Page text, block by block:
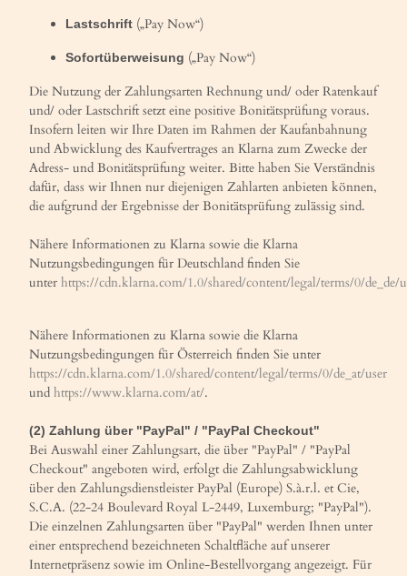
Lastschrift („Pay Now“)
Sofortüberweisung („Pay Now“)
Die Nutzung der Zahlungsarten Rechnung und/ oder Ratenkauf
und/ oder Lastschrift setzt eine positive Bonitätsprüfung voraus.
Insofern leiten wir Ihre Daten im Rahmen der Kaufanbahnung
und Abwicklung des Kaufvertrages an Klarna zum Zwecke der
Adress- und Bonitätsprüfung weiter. Bitte haben Sie Verständnis
dafür, dass wir Ihnen nur diejenigen Zahlarten anbieten können,
die aufgrund der Ergebnisse der Bonitätsprüfung zulässig sind.
Nähere Informationen zu Klarna sowie die Klarna
Nutzungsbedingungen für Deutschland finden Sie
unter https://cdn.klarna.com/1.0/shared/content/legal/terms/0/de_de/
Nähere Informationen zu Klarna sowie die Klarna
Nutzungsbedingungen für Österreich finden Sie unter
https://cdn.klarna.com/1.0/shared/content/legal/terms/0/de_at/user
und https://www.klarna.com/at/.
(2) Zahlung über "PayPal" / "PayPal Checkout"
Bei Auswahl einer Zahlungsart, die über "PayPal" / "PayPal
Checkout" angeboten wird, erfolgt die Zahlungsabwicklung
über den Zahlungsdienstleister PayPal (Europe) S.à.r.l. et Cie,
S.C.A. (22-24 Boulevard Royal L-2449, Luxemburg; "PayPal").
Die einzelnen Zahlungsarten über "PayPal" werden Ihnen unter
einer entsprechend bezeichneten Schaltfläche auf unserer
Internetpräsenz sowie im Online-Bestellvorgang angezeigt. Für